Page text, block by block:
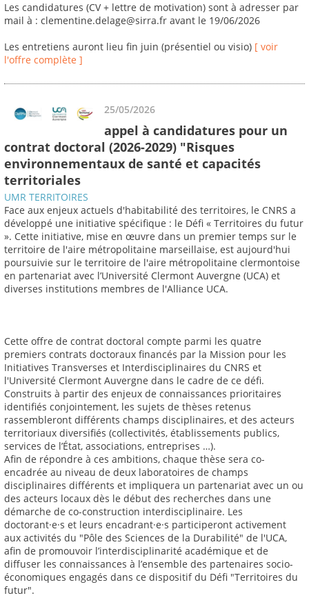
Les candidatures (CV + lettre de motivation) sont à adresser par
mail à : clementine.delage@sirra.fr avant le 19/06/2026
Les entretiens auront lieu fin juin (présentiel ou visio) [ voir
l'offre complète ]
25/05/2026
appel à candidatures pour un
contrat doctoral (2026-2029) "Risques
environnementaux de santé et capacités
territoriales
UMR TERRITOIRES
Face aux enjeux actuels d'habitabilité des territoires, le CNRS a
développé une initiative spécifique : le Défi « Territoires du futur
». Cette initiative, mise en œuvre dans un premier temps sur le
territoire de l'aire métropolitaine marseillaise, est aujourd'hui
poursuivie sur le territoire de l'aire métropolitaine clermontoise
en partenariat avec l’Université Clermont Auvergne (UCA) et
diverses institutions membres de l'Alliance UCA.
Cette offre de contrat doctoral compte parmi les quatre
premiers contrats doctoraux financés par la Mission pour les
Initiatives Transverses et Interdisciplinaires du CNRS et
l'Université Clermont Auvergne dans le cadre de ce défi.
Construits à partir des enjeux de connaissances prioritaires
identifiés conjointement, les sujets de thèses retenus
rassembleront différents champs disciplinaires, et des acteurs
territoriaux diversifiés (collectivités, établissements publics,
services de l’État, associations, entreprises …).
Afin de répondre à ces ambitions, chaque thèse sera co-
encadrée au niveau de deux laboratoires de champs
disciplinaires différents et impliquera un partenariat avec un ou
des acteurs locaux dès le début des recherches dans une
démarche de co-construction interdisciplinaire. Les
doctorant·e·s et leurs encadrant·e·s participeront activement
aux activités du "Pôle des Sciences de la Durabilité" de l'UCA,
afin de promouvoir l’interdisciplinarité académique et de
diffuser les connaissances à l’ensemble des partenaires socio-
économiques engagés dans ce dispositif du Défi "Territoires du
futur".